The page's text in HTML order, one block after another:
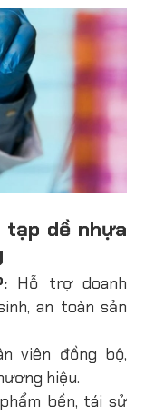
dề nhựa
Hỗ trợ doanh
an toàn sản
viên đồng bộ,
hiệu.
bền, tái sử